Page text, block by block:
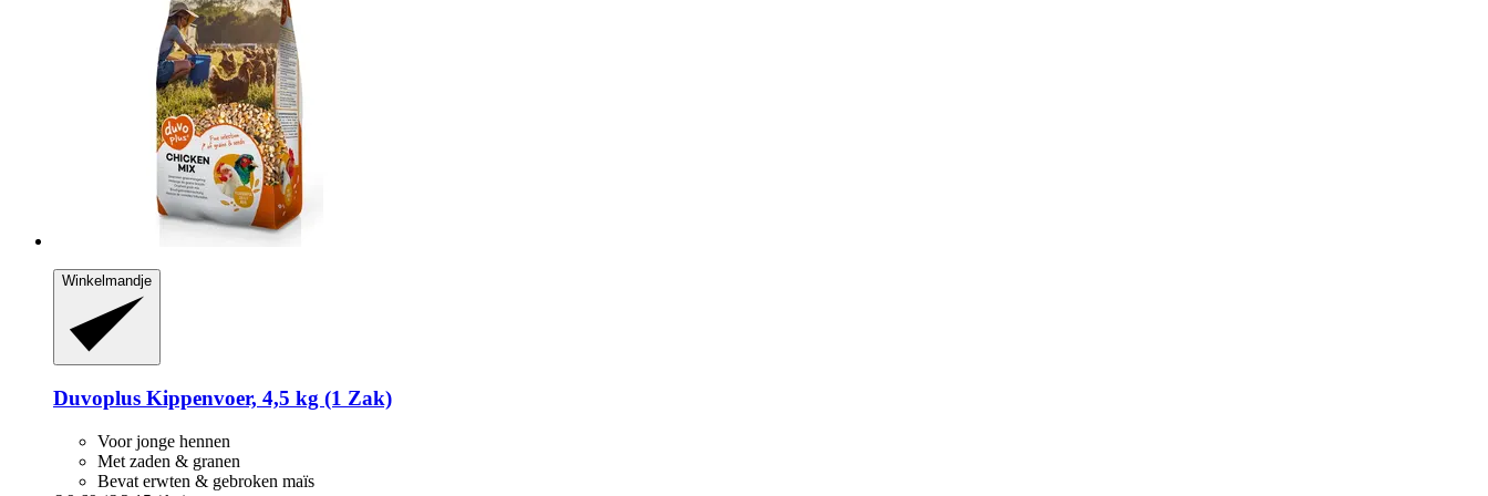
Winkelmandje
Duvoplus Kippenvoer, 4,5 kg (1 Zak)
Voor jonge hennen
Met zaden & granen
Bevat erwten & gebroken maïs